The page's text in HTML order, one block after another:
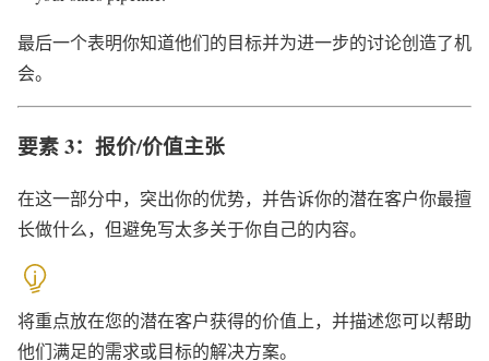
最后一个表明你知道他们的目标并为进一步的讨论创造了机
会。
要素 3：报价/价值主张
在这一部分中，突出你的优势，并告诉你的潜在客户你最擅
长做什么，但避免写太多关于你自己的内容。
将重点放在您的潜在客户获得的价值上，并描述您可以帮助
他们满足的需求或目标的解决方案。